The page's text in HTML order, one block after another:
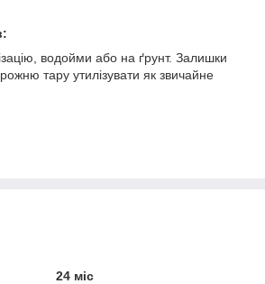
водойми або на ґрунт. Залишки
тару утилізувати як звичайне
24 міс